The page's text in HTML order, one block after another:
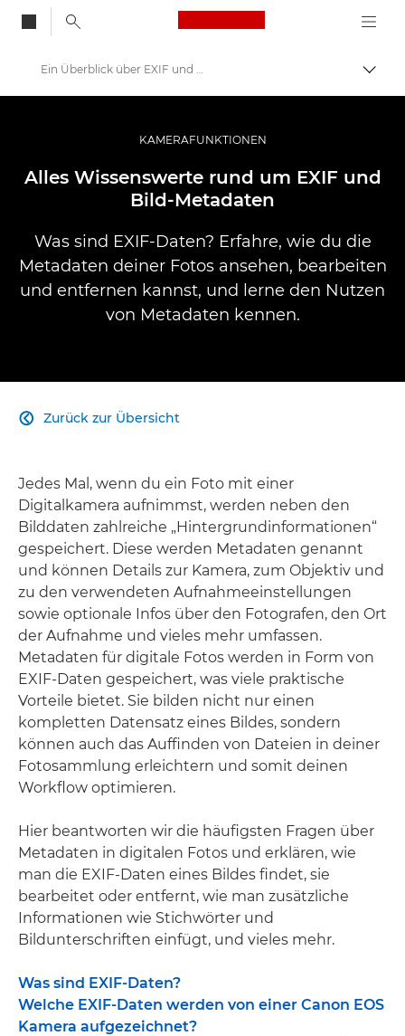
Canon Logo, back
Auf
Infobank: Die Ressource für Informationen aus der Welt der Fotografie
Ein Überblick über EXIF und Metadaten
KAMERAFUNKTIONEN
Alles Wissenswerte rund um EXIF und
Bild-Metadaten
Was sind EXIF-Daten? Erfahre, wie du die
Metadaten deiner Fotos ansehen, bearbeiten
und entfernen kannst, und lerne den Nutzen
von Metadaten kennen.
Zurück zur Übersicht

Jedes Mal, wenn du ein Foto mit einer
Digitalkamera aufnimmst, werden neben den
Bilddaten zahlreiche „Hintergrundinformationen“
gespeichert. Diese werden Metadaten genannt
und können Details zur Kamera, zum Objektiv und
zu den verwendeten Aufnahmeeinstellungen
sowie optionale Infos über den Fotografen, den Ort
der Aufnahme und vieles mehr umfassen.
Metadaten für digitale Fotos werden in Form von
EXIF-Daten gespeichert, was viele praktische
Vorteile bietet. Sie bilden nicht nur einen
kompletten Datensatz eines Bildes, sondern
können auch das Auffinden von Dateien in deiner
Fotosammlung erleichtern und somit deinen
Workflow optimieren.
Hier beantworten wir die häufigsten Fragen über
Metadaten in digitalen Fotos und erklären, wie
man die EXIF-Daten eines Bildes findet, sie
bearbeitet oder entfernt, wie man zusätzliche
Informationen wie Stichwörter und
Bildunterschriften einfügt, und vieles mehr.
Was sind EXIF-Daten?
Welche EXIF-Daten werden von einer Canon EOS
Kamera aufgezeichnet?